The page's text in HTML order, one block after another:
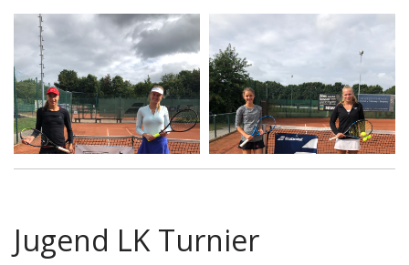
Jugend LK Turnier